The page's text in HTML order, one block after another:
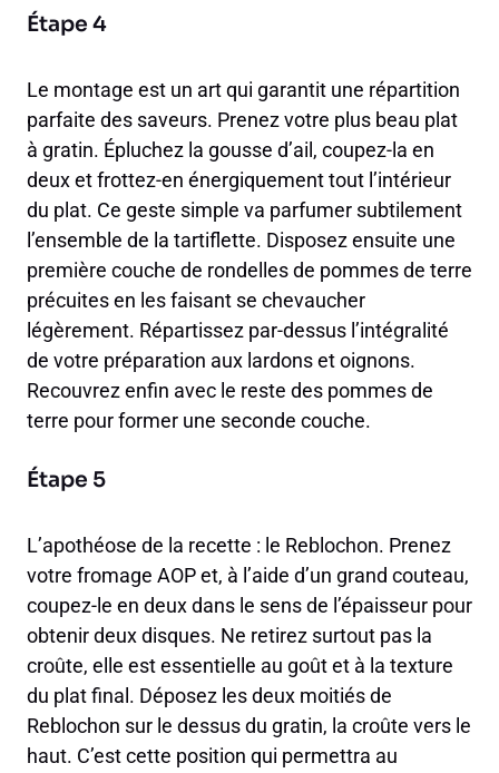
Étape 4
Le montage est un art qui garantit une répartition
parfaite des saveurs. Prenez votre plus beau plat
à gratin. Épluchez la gousse d’ail, coupez-la en
deux et frottez-en énergiquement tout l’intérieur
du plat. Ce geste simple va parfumer subtilement
l’ensemble de la tartiflette. Disposez ensuite une
première couche de rondelles de pommes de terre
précuites en les faisant se chevaucher
légèrement. Répartissez par-dessus l’intégralité
de votre préparation aux lardons et oignons.
Recouvrez enfin avec le reste des pommes de
terre pour former une seconde couche.
Étape 5
L’apothéose de la recette : le Reblochon. Prenez
votre fromage AOP et, à l’aide d’un grand couteau,
coupez-le en deux dans le sens de l’épaisseur pour
obtenir deux disques. Ne retirez surtout pas la
croûte, elle est essentielle au goût et à la texture
du plat final. Déposez les deux moitiés de
Reblochon sur le dessus du gratin, la croûte vers le
haut. C’est cette position qui permettra au